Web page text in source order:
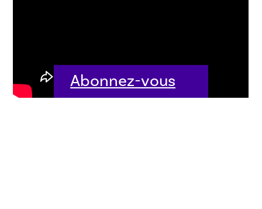
Abonnez-vous